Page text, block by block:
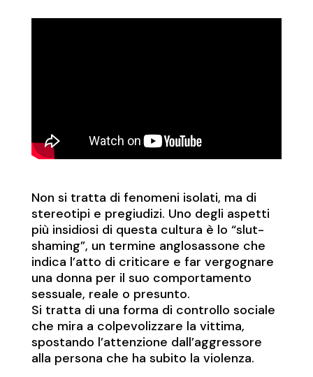
Non si tratta di fenomeni isolati, ma di
stereotipi e pregiudizi. Uno degli aspetti
più insidiosi di questa cultura è lo “slut-
shaming”, un termine anglosassone che
indica l’atto di criticare e far vergognare
una donna per il suo comportamento
sessuale, reale o presunto.
Si tratta di una forma di controllo sociale
che mira a colpevolizzare la vittima,
spostando l’attenzione dall’aggressore
alla persona che ha subito la violenza.